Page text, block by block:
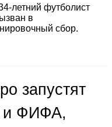
летний футболист
в
сбор.
запустят
и ФИФА,